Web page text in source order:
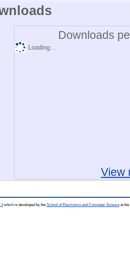
Downloads
Loading...
View
3which is developed by the School of Electronics and Computer Science at